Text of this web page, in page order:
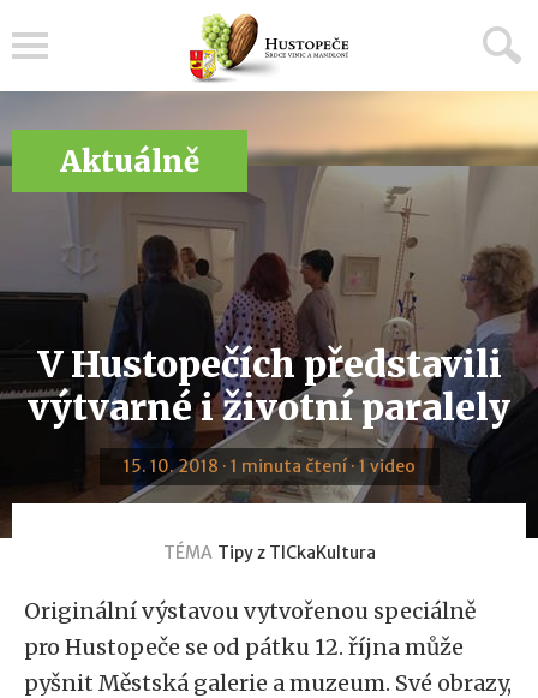
Aktuálně
V Hustopečích představili
výtvarné i životní paralely
15. 10. 2018 · 1 minuta čtení · 1 video
TÉMA Tipy z TICkaKultura
Originální výstavou vytvořenou speciálně
pro Hustopeče se od pátku 12. října může
pyšnit Městská galerie a muzeum. Své obrazy,